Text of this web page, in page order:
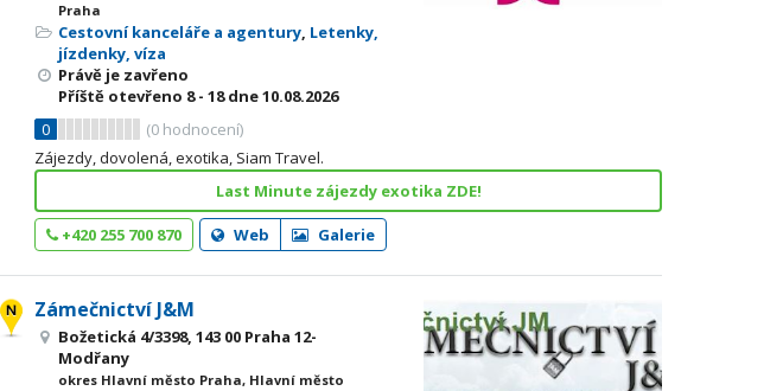
Praha
Cestovní kanceláře a agentury, Letenky,
jízdenky, víza
Právě je zavřeno
Příště otevřeno 8 - 18dne 10.08.2026
0
(0 hodnocení)
Zájezdy, dovolená, exotika, Siam Travel.
Last Minute zájezdy exotika ZDE!
+420 255 700 870 Web Galerie
Zámečnictví J&M
Božetická 4/3398, 143 00 Praha 12-
Modřany
okres Hlavní město Praha, Hlavní město